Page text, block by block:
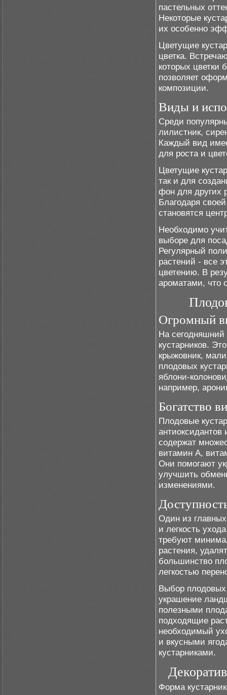
пастельных
Некоторые
их особенно
Цветущие
цветка.
которых цветки
позволяет
композиции.
Виды и
Среди
лилистник,
Каждый вид
для роста и
Цветущие
так и для
фон для других
Благодаря
становятся
Необходимо
выборе для
Регулярный
растений - все
цветению. В
ароматами, что
Огромный
На сегодняшний
кустарников.
крыжовник,
плодовых
яблони-
например,
Богатство
Плодовые
содержат
витамин А,
Они помогают
улучшить
изменениями.
Один из
и легкость
требуют
растения,
большинство
легкостью
Выбор плодовых
украшение
полезными
подходящие
необходимый
и вкусными
кустарниками.
Форма